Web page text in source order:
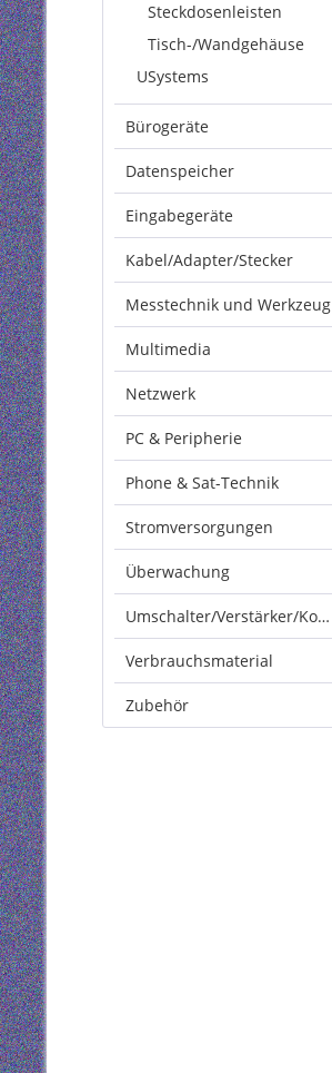
Steckdosenleisten
Tisch-/Wandgehäuse
USystems
Bürogeräte
Datenspeicher
Eingabegeräte
Kabel/Adapter/Stecker
Messtechnik und Werkzeug
Multimedia
Netzwerk
PC & Peripherie
Phone & Sat-Technik
Stromversorgungen
Überwachung
Umschalter/Verstärker/Konverter
Verbrauchsmaterial
Zubehör